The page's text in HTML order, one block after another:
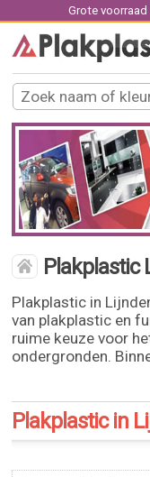
Grote voorraad
Plakplastic
Plakplastic in
van plakplastic en
ruime keuze voor
ondergronden.
Plakplastic in